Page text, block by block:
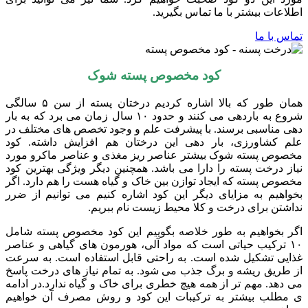
اطلاعات بیشتر با ما تماس بگیرید.
تماس با ما
کود مخصوص پسته شوک
همان طور که بالا اشاره کردیم درختان پسته از سن ۵ سالگی
شروع به باردهی می کنند و حدود ۱۰ سال زمان می برد که به بار
دهی مناسبی برسند. با پیشرفت علم و وجود تخصص های مختلف در
علم کشاورزی، بار دهی این درختان هم افزایش داشته. کود
مخصوص پسته شوک بیشتر عناصر ریز مغذی و عناصر ماکرو مورد
نیاز درخت پسته را دارا می باشد. همچنین دیگر ویژگی بهترین کود
مخصوص پسته که ایجاد توازن بین خاک و گیاه هست را هم دارد. اگر
بخواهیم به مزایای دیگر این کود اشاره کنیم می توانیم از ضرر
نداشتن برای درخت و کلا محیط زیست نام ببریم.
اگر بخواهیم به طور خلاصه بگوییم این کود مخصوص پسته شامل
۱۰ ترکیب حیاتی است که مواد آلی، هورمون های گیاهی و عناصر
غذایی تشکیل شده است. به راحتی قابل استفاده است. به سرعت
از طریق ریشه و برگ جذب می شود. به تمام نیاز های درخت پاسخ
می دهد. مهم تر از همه هیچ خطری برای خاک و گیاه ندارد.در ادامه
ی مطلب بیشتر به ترکیبات این کود و روش مصرف آن خواهیم